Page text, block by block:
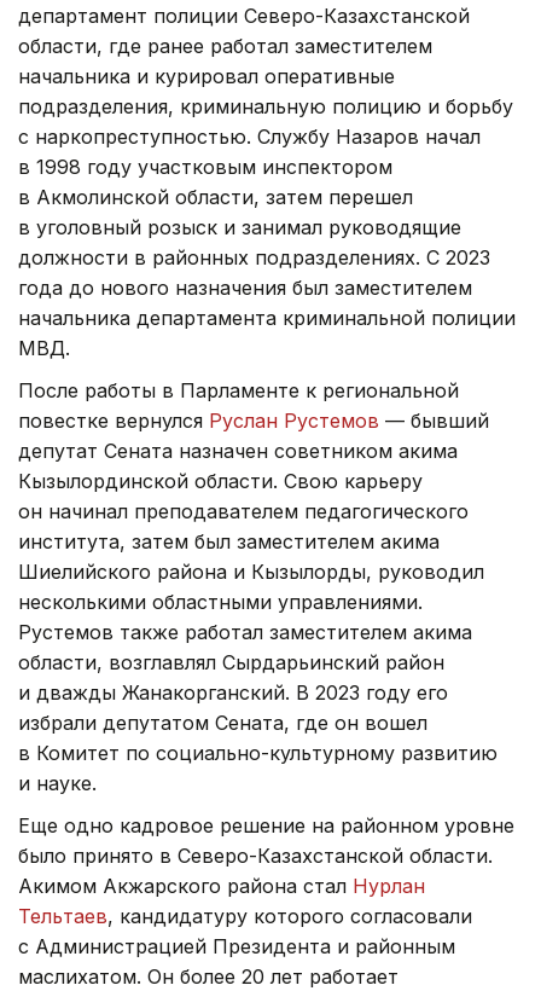
департамент полиции Северо-Казахстанской
области, где ранее работал заместителем
начальника и курировал оперативные
подразделения, криминальную полицию и борьбу
с наркопреступностью. Службу Назаров начал
в 1998 году участковым инспектором
в Акмолинской области, затем перешел
в уголовный розыск и занимал руководящие
должности в районных подразделениях. С 2023
года до нового назначения был заместителем
начальника департамента криминальной полиции
МВД.
После работы в Парламенте к региональной
повестке вернулся Руслан Рустемов — бывший
депутат Сената назначен советником акима
Кызылординской области. Свою карьеру
он начинал преподавателем педагогического
института, затем был заместителем акима
Шиелийского района и Кызылорды, руководил
несколькими областными управлениями.
Рустемов также работал заместителем акима
области, возглавлял Сырдарьинский район
и дважды Жанакорганский. В 2023 году его
избрали депутатом Сената, где он вошел
в Комитет по социально-культурному развитию
и науке.
Еще одно кадровое решение на районном уровне
было принято в Северо-Казахстанской области.
Акимом Акжарского района стал Нурлан
Тельтаев, кандидатуру которого согласовали
с Администрацией Президента и районным
маслихатом. Он более 20 лет работает